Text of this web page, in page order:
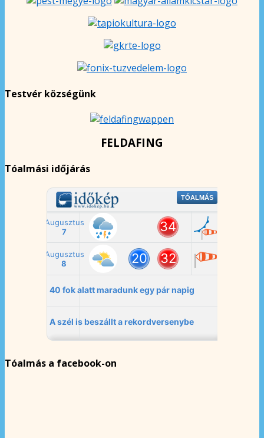
Testvér községünk
FELDAFING
Tóalmási időjárás
Tóalmás a facebook-on